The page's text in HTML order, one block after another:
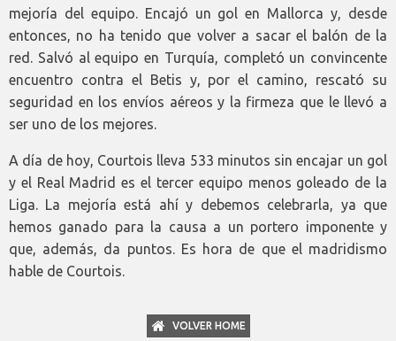
mejoría del equipo. Encajó un gol en Mallorca y, desde
entonces, no ha tenido que volver a sacar el balón de la
red. Salvó al equipo en Turquía, completó un convincente
encuentro contra el Betis y, por el camino, rescató su
seguridad en los envíos aéreos y la firmeza que le llevó a
ser uno de los mejores.
A día de hoy, Courtois lleva 533 minutos sin encajar un gol
y el Real Madrid es el tercer equipo menos goleado de la
Liga. La mejoría está ahí y debemos celebrarla, ya que
hemos ganado para la causa a un portero imponente y
que, además, da puntos. Es hora de que el madridismo
hable de Courtois.
VOLVER HOME